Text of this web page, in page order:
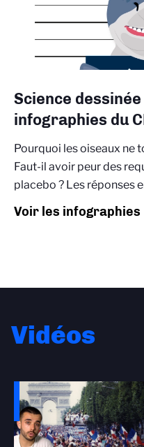
Science
infographies du
Pourquoi les oiseaux ne
Faut-il avoir peur des
placebo ? Les réponses
Voir les infographies
Vidéos